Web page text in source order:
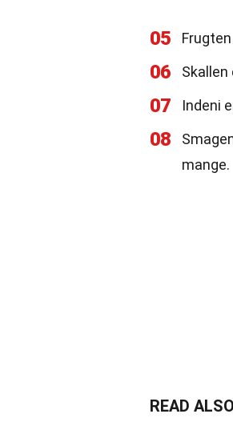
05
06
07 Indeni
08
mange.
READ